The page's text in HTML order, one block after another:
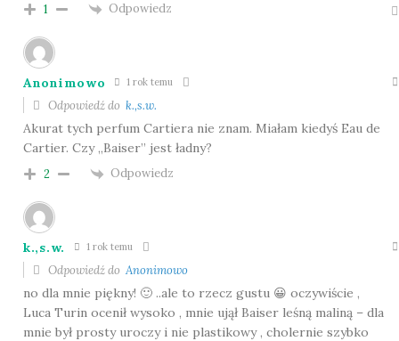
1 Odpowiedz
Anonimowo 1 rok temu
Odpowiedź do k.,s.w.
Akurat tych perfum Cartiera nie znam. Miałam kiedyś Eau de
Cartier. Czy „Baiser” jest ładny?
2 Odpowiedz
k.,s.w. 1 rok temu
Odpowiedź do Anonimowo
no dla mnie piękny! 🙂 ..ale to rzecz gustu 😀 oczywiście ,
Luca Turin ocenił wysoko , mnie ujął Baiser leśną maliną – dla
mnie był prosty uroczy i nie plastikowy , cholernie szybko